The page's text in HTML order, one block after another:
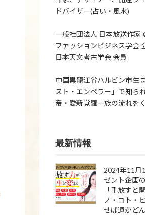
ドバイザー(占い・風水)
一般社団法人 日本放送作家
ファッションビジネス学会
日本天文考古学会 会員
中国黒龍江省ハルビン市生
スト・エンペラー」で知ら
帝・愛新覚羅一族の流れをく
最新情報
2024年11月
ゼント企画
「手放すと
ノ・コト・
せば運がど